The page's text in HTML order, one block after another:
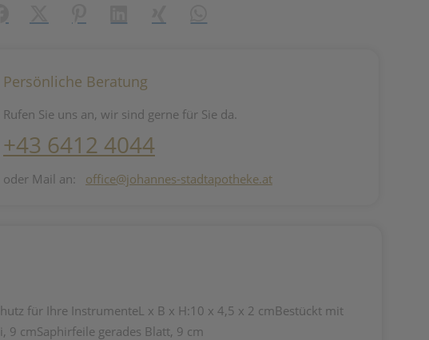
Persönliche Beratung
Rufen Sie uns an, wir sind gerne für Sie da.
+43 6412 4044
oder Mail an: office@johannes-stadtapotheke.at
für Ihre InstrumenteL x B x H:10 x 4,5 x 2 cmBestückt mit
9 cmSaphirfeile gerades Blatt, 9 cm